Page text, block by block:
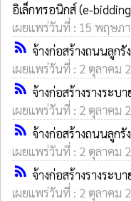
อิเล็กทรอนิกส์ (e-
เผยแพร่วันที่ : 15 พฤษภ
rss_feed จ้างก่อสร้างถนนลูก
เผยแพร่วันที่ : 2 ตุลาคม
rss_feed จ้างก่อสร้างรางระบ
เผยแพร่วันที่ : 2 ตุลาคม
rss_feed จ้างก่อสร้างถนนลูกรั
เผยแพร่วันที่ : 2 ตุลาคม
rss_feed จ้างก่อสร้างรางระบ
เผยแพร่วันที่ : 2 ตุลาคม